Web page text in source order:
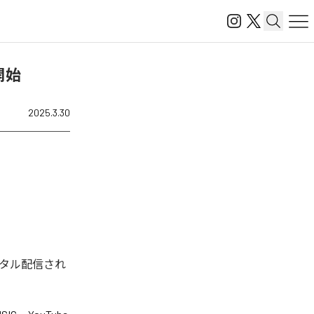
始
2025.3.30
ル配信され